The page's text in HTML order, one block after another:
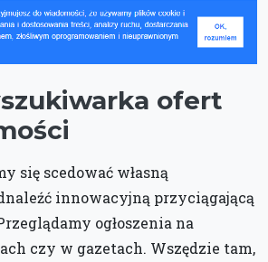
ofert
się scedować własną
innowacyjną przyciągającą
ogłoszenia na
czy w gazetach. Wszędzie tam,